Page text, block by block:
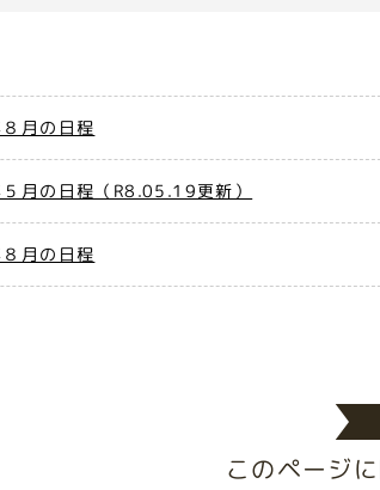
月の日程
月の日程（R8.05.19更新）
月の日程
このページ